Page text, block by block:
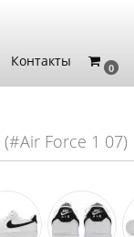
Контакты 0
(#Air Force 1 07)